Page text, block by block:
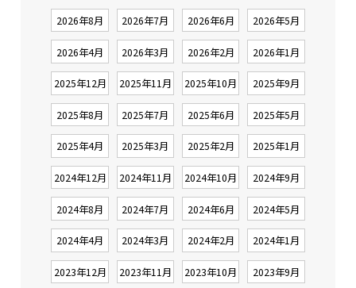
2026年8月 2026年7月 2026年6月 2026年5月
2026年4月 2026年3月 2026年2月 2026年1月
2025年12月 2025年11月 2025年10月 2025年9月
2025年8月 2025年7月 2025年6月 2025年5月
2025年4月 2025年3月 2025年2月 2025年1月
2024年12月 2024年11月 2024年10月 2024年9月
2024年8月 2024年7月 2024年6月 2024年5月
2024年4月 2024年3月 2024年2月 2024年1月
2023年12月 2023年11月 2023年10月 2023年9月